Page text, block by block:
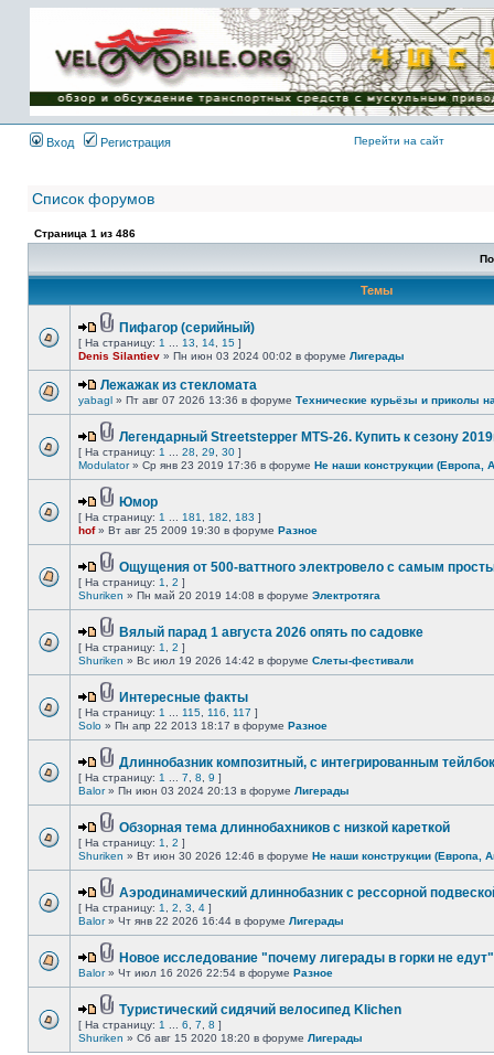
Имя пользователя:
Пароль:
{ LOG_ME_IN_SHORT
}
Вход
Регистрация Перейти на сайт
Список форумов
Страница 1 из 486
Темы
Пифагор (серийный)
[ На страницу: 1 13 14 15 ]
Denis Silantiev » Пн июн 03 2024 00:02 в форуме Лигерады
Лежажак из стекломата
yabagl » Пт авг 07 2026 13:36 в форуме Технические курьёзы и приколы
Легендарный Streetstepper MTS-26. Купить к сезону
[ На страницу: 1 28 29 30 ]
Modulator» Ср янв 23 2019 17:36 в форуме Не наши конструкции (Европа,
Юмор
[ На страницу: 1 181 182 183 ]
hof» Вт авг 25 2009 19:30 в форуме Разное
Ощущения от 500-ваттного электровело с самым
[ На страницу: 1 2 ]
Shuriken » Пн май 20 2019 14:08 в форуме Электротяга
Вялый парад 1 августа 2026 опять по садовке
[ На страницу: 1 2 ]
Shuriken » Вс июл 19 2026 14:42 в форуме Слеты-фестивали
Интересные факты
[ На страницу: 1 115 116 117 ]
Solo » Пн апр 22 2013 18:17 в форуме Разное
Длиннобазник композитный, с интегрированным
[ На страницу: 1 7 8 9 ]
Balor» Пн июн 03 2024 20:13 в форуме Лигерады
Обзорная тема длиннобахников с низкой кареткой
[ На страницу: 1 2 ]
Shuriken » Вт июн 30 2026 12:46 в форуме Не наши конструкции (Европа,
Аэродинамический длиннобазник с рессорной
[ На страницу: 1 2 3 4 ]
Balor» Чт янв 22 2026 16:44 в форуме Лигерады
Новое исследование "почему лигерады в горки не
Balor» Чт июл 16 2026 22:54 в форуме Разное
Туристический сидячий велосипед Klichen
[ На страницу: 1 6 7 8 ]
Shuriken » Сб авг 15 2020 18:20 в форуме Лигерады